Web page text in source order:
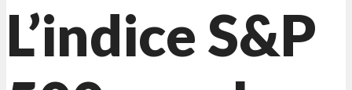
L’indice S&P